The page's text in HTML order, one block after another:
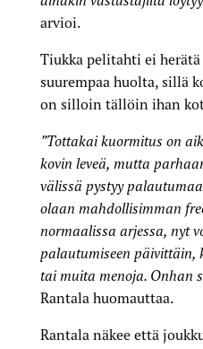
arvioi.
Tiukka pelitahti ei herätä
suurempaa huolta, sillä
on silloin tällöin ihan
”Tottakai kuormitus on
kovin leveä, mutta
välissä pystyy
olaan mahdollisimman
normaalissa arjessa, nyt
palautumiseen päivittäin,
tai muita menoja. Onhan
Rantala huomauttaa.
Rantala näkee että